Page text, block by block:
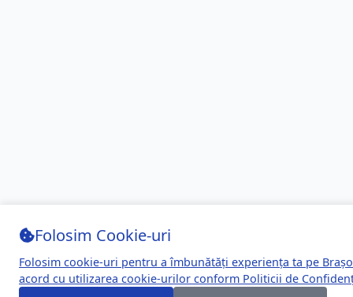
Folosim Cookie-uri
Folosim cookie-uri pentru a îmbunătăți experiența ta pe
acord cu utilizarea cookie-urilor conform Politicii de